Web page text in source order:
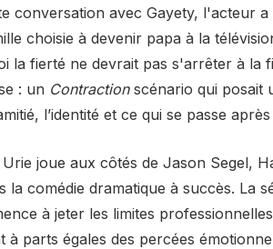
conversation avec Gayety, l'acteur
choisie à devenir papa à la
la fierté ne devrait pas s'arrêter à la
: un Contractionscénario qui posait
l’identité et ce qui se passe
joue aux côtés de Jason Segel,
la comédie dramatique à succès. La
à jeter les limites
à parts égales des percées